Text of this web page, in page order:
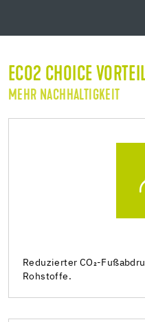
ECO2 CHOICE
MEHR NACHHALTIGKEIT
Reduzierter CO₂-
Rohstoffe.